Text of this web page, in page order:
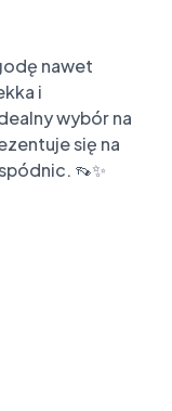
nawet
i
wybór na
się na
👡✨